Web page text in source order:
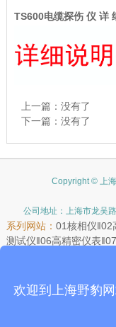
TS600电缆探伤 仪 详
上一篇：没有了
下一篇：没有了
Copyright © 上
公司地址：上海市龙吴
系列网站： 01核相仪‖02
测试仪‖06高精密仪表‖07
‖20示波器 ‖21JAL安规测
JAL安规测试：1. 电桥 2.
欢迎到上海野豹